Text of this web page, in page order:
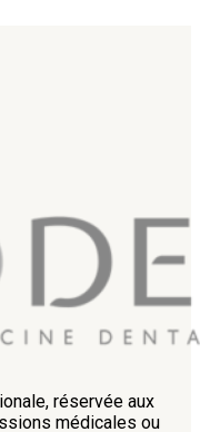
réservée aux
médicales ou